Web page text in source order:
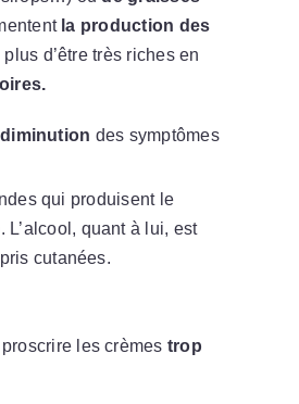
la production des
d’être très riches en
diminution des symptômes
qui produisent le
quant à lui, est
cutanées.
les crèmes trop